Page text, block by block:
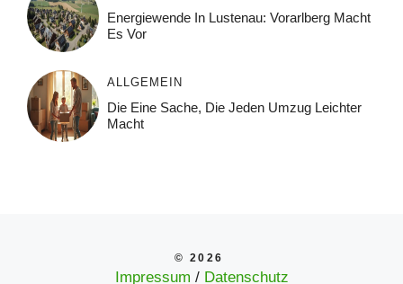
Energiewende In Lustenau: Vorarlberg Macht
Es Vor
ALLGEMEIN
Die Eine Sache, Die Jeden Umzug Leichter
Macht
© 2026
Impressum / Datenschutz